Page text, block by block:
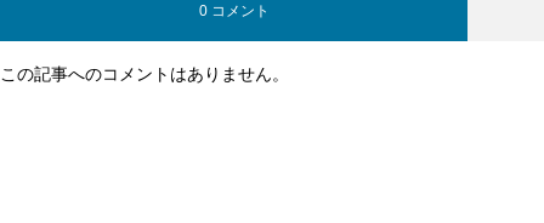
0 コメント
この記事へのコメントはありません。